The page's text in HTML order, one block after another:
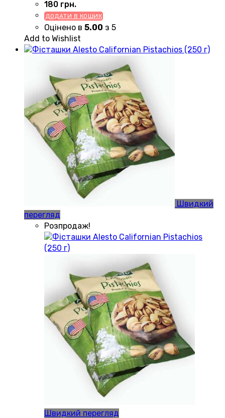
180 грн.
ДОДАТИ В КОШИК
Оцінено в 5.00 з 5
Add to Wishlist
Швидкий
перегляд
Розпродаж!
Швидкий перегляд